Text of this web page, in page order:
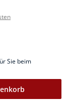
Sie beim